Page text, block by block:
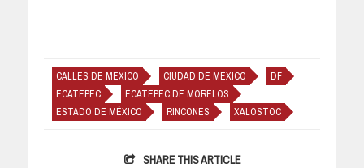
CALLES DE MÉXICO CIUDAD DE MÉXICO
DF
ECATEPEC
ECATEPEC DE MORELOS
ESTADO DE MÉXICO
RINCONES XALOSTOC
SHARE THIS ARTICLE